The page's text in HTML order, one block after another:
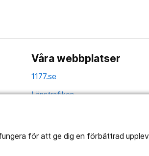
för att ge dig en förbättrad
Våra webbplatser
1177.se
Länstrafiken